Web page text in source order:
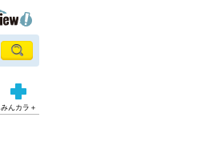
みんカラ＋